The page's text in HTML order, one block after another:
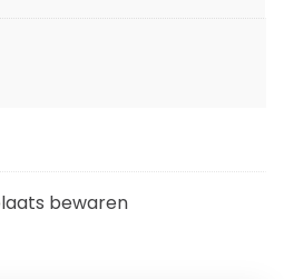
bewaren